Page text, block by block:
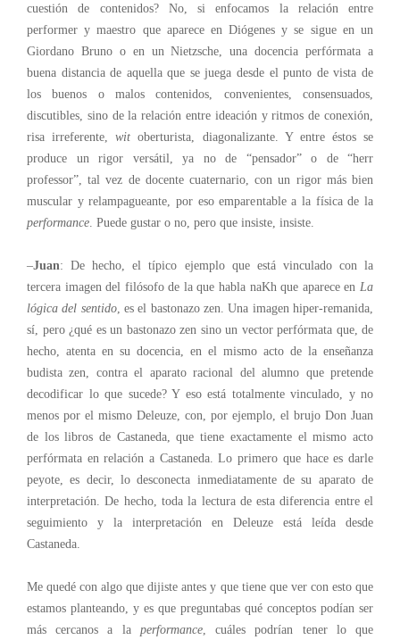
cuestión de contenidos? No, si enfocamos la relación entre
performer y maestro que aparece en Diógenes y se sigue en un
Giordano Bruno o en un Nietzsche, una docencia perfórmata a
buena distancia de aquella que se juega desde el punto de vista de
los buenos o malos contenidos, convenientes, consensuados,
discutibles, sino de la relación entre ideación y ritmos de conexión,
risa irreferente,witoberturista, diagonalizante. Y entre éstos se
produce un rigor versátil, ya no de “pensador” o de “herr
professor”, tal vez de docente cuaternario, con un rigor más bien
muscular y relampagueante, por eso emparentable a la física de la
performance . Puede gustar o no, pero que insiste, insiste.
–Juan: De hecho, el típico ejemplo que está vinculado con la
tercera imagen del filósofo de la que habla naKh que aparece en La
lógica del sentido, es el bastonazo zen. Una imagen hiper-remanida,
sí, pero ¿qué es un bastonazo zen sino un vector perfórmata que, de
hecho, atenta en su docencia, en el mismo acto de la enseñanza
budista zen, contra el aparato racional del alumno que pretende
decodificar lo que sucede? Y eso está totalmente vinculado, y no
menos por el mismo Deleuze, con, por ejemplo, el brujo Don Juan
de los libros de Castaneda, que tiene exactamente el mismo acto
perfórmata en relación a Castaneda. Lo primero que hace es darle
peyote, es decir, lo desconecta inmediatamente de su aparato de
interpretación. De hecho, toda la lectura de esta diferencia entre el
seguimiento y la interpretación en Deleuze está leída desde
Castaneda.
Me quedé con algo que dijiste antes y que tiene que ver con esto que
estamos planteando, y es que preguntabas qué conceptos podían ser
más cercanos a la performance, cuáles podrían tener lo que